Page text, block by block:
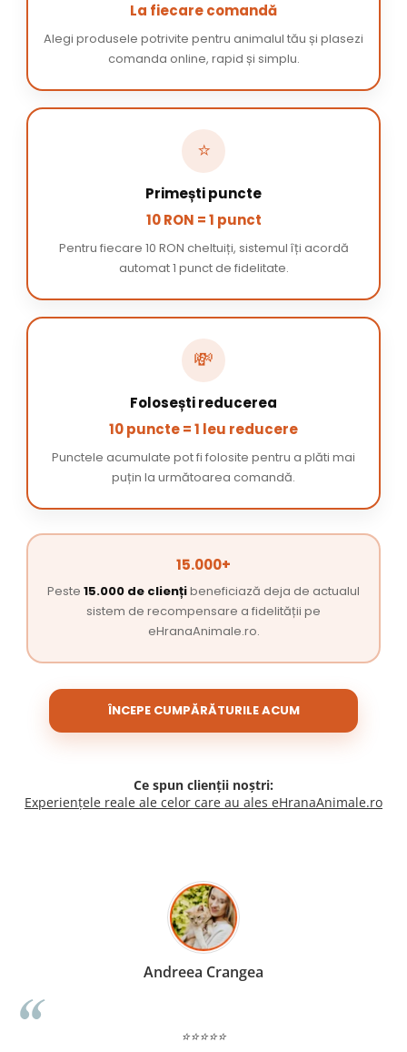
La fiecare comandă
Alegi produsele potrivite pentru animalul tău și plasezi
comanda online, rapid și simplu.
⭐
Primești puncte
10 RON = 1 punct
Pentru fiecare 10 RON cheltuiți, sistemul îți acordă
automat 1 punct de fidelitate.
💸
Folosești reducerea
10 puncte = 1 leu reducere
Punctele acumulate pot fi folosite pentru a plăti mai
puțin la următoarea comandă.
15.000+
Peste 15.000 de cliențibeneficiază deja de actualul
sistem de recompensare a fidelității pe
eHranaAnimale.ro.
ÎNCEPE CUMPĂRĂTURILE ACUM
Ce spun clienții noștri:
Experiențele reale ale celor care au ales eHranaAnimale.ro
Madalina Stancea
⭐⭐⭐⭐⭐